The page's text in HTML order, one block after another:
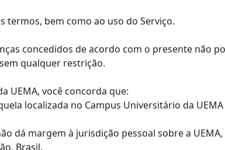
termos, bem como ao uso do Serviço.
concedidos de acordo com o presente não
qualquer restrição.
UEMA, você concorda que:
localizada no Campus Universitário da
dá margem à jurisdição pessoal sobre a
Brasil.